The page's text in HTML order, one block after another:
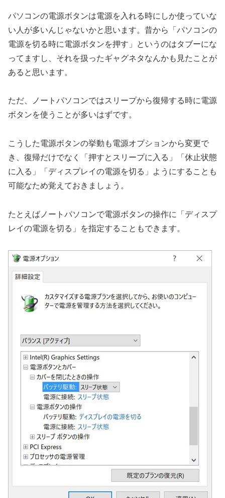
パソコンの電源ボタンは電源を入れる時にしか使っていな
い人が多いんじゃないかと思います。昔から「パソコンの
電源を切る時に電源ボタンを押す」というのはタブーにな
ってますし、それを扱ったギャグネタなんかも見たことが
あると思います。
ただ、ノートパソコンではスリープから復帰する時に電源
ボタンを使うことが多いはずです。
こうした電源ボタンの挙動も電源オプションから変更で
き、復帰だけでなく「押すとスリープに入る」「休止状態
に入る」「ディスプレイの電源を切る」ようにすることも
可能なため覚えておきましょう。
たとえばノートパソコンで電源ボタンの操作に「ディスプ
レイの電源を切る」を指定することもできます。